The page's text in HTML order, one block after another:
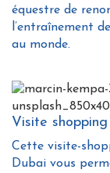
équestre de
l’entraînement
au monde.
Visite
Cette visite-
Dubai vous